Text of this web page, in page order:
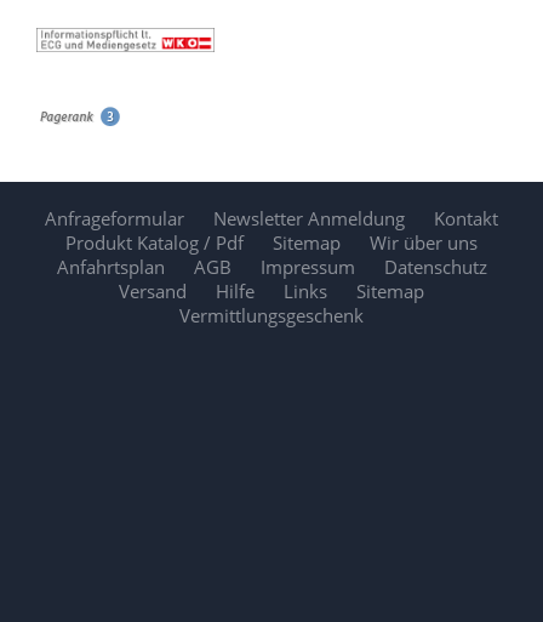
Anfrageformular Newsletter Anmeldung
Kontakt
Produkt Katalog / Pdf
Sitemap
Wir über uns
Anfahrtsplan
AGB Impressum
Datenschutz
Versand
Hilfe Links
Sitemap
Vermittlungsgeschenk